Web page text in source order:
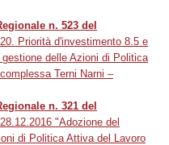
n. 523 del
Priorità d'investimento 8.5 e
delle Azioni di Politica
Terni Narni –
n. 321 del
"Adozione del
di Politica Attiva del Lavoro